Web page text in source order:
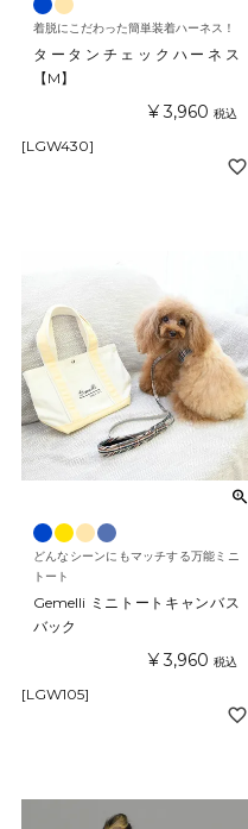
着脱にこだわった簡単装着ハーネス！
タータンチェックハーネス
【M】
¥ 3,960 税込
[LGW430]
どんなシーンにもマッチする万能ミニ
トート
Gemelli ミニトートキャンバス
バック
¥ 3,960 税込
[LGW105]